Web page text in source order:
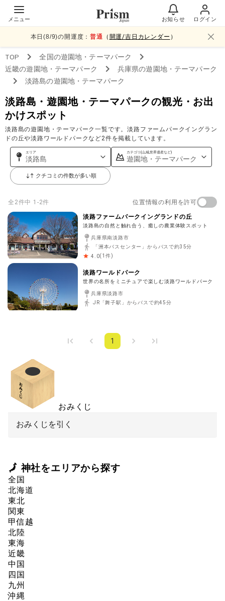
メニュー お知らせ ログイン
本日(8/9)の開運度：普通 （ 開運/吉日カレンダー ）
TOP 全国の遊園地・テーマパーク
近畿の遊園地・テーマパーク 兵庫県の遊園地・テーマパーク
淡路島の遊園地・テーマパーク
淡路島・遊園地・テーマパークの観光・お出
かけスポット
淡路島の遊園地・テーマパーク一覧です。淡路ファームパークイングラン
ドの丘や淡路ワールドパークなど2件を掲載しています。
エリア
淡路島
カテゴリ(山,城,世界遺産など)
遊園地・テーマパーク
クチコミの件数が多い順
全 2件中 1-2件 位置情報の利用を許可
淡路ファームパークイングランドの丘
淡路島の自然と触れ合う、癒しの農業体験スポット
兵庫県南淡路市
「洲本バスセンター」からバスで約35分
4.0( 1件)
淡路ワールドパーク
世界の名所をミニチュアで楽しむ淡路ワールドパーク
兵庫県淡路市
JR「舞子駅」からバスで約45分
1
おみくじ
おみくじを引く
🗾 神社をエリアから探す
全国
北海道
東北
関東
甲信越
北陸
東海
近畿
中国
四国
九州
沖縄